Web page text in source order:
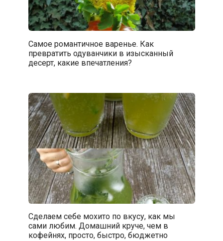
Самое романтичное варенье. Как
превратить одуванчики в изысканный
десерт, какие впечатления?
Сделаем себе мохито по вкусу, как мы
сами любим. Домашний круче, чем в
кофейнях, просто, быстро, бюджетно